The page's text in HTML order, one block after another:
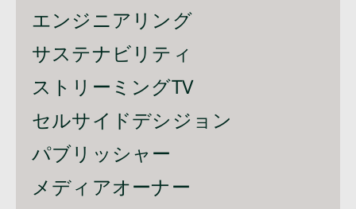
エンジニアリング
サステナビリティ
ストリーミングTV
セルサイドデシジョン
パブリッシャー
メディアオーナー